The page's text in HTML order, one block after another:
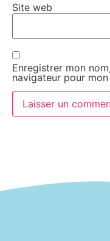
Site web
Enregistrer mon
navigateur pour